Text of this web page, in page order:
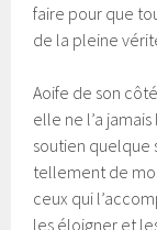
faire pour que
de la pleine
Aoife de son
elle ne l’a
soutien quelque
tellement de
ceux qui
les éloigner et